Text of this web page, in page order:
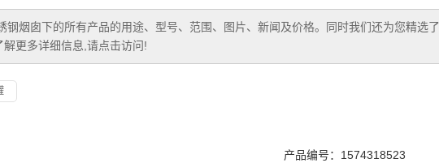
钢烟囱下的所有产品的用途、型号、范围、图片、新闻及价格。同时我们还为您精选了
更多详细信息,请点击访问!
产品编号：1574318523